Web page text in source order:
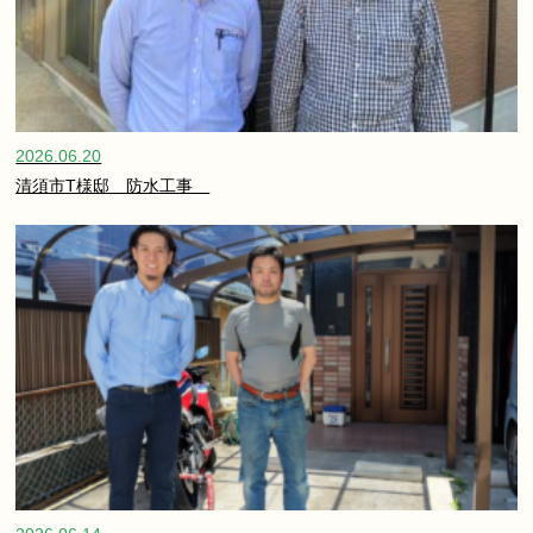
2026.06.20
清須市T様邸 防水工事